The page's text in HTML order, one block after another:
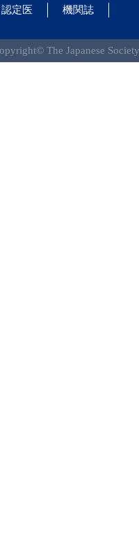
定医 機関誌
The Japanese